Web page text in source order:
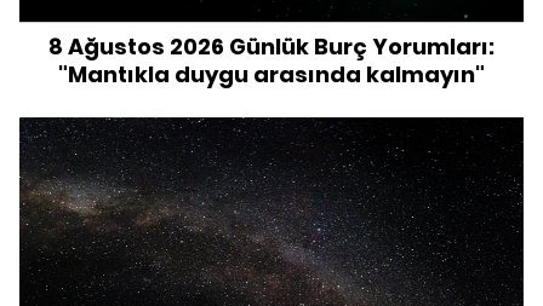
8 Ağustos 2026 Günlük Burç Yorumları:
"Mantıkla duygu arasında kalmayın"